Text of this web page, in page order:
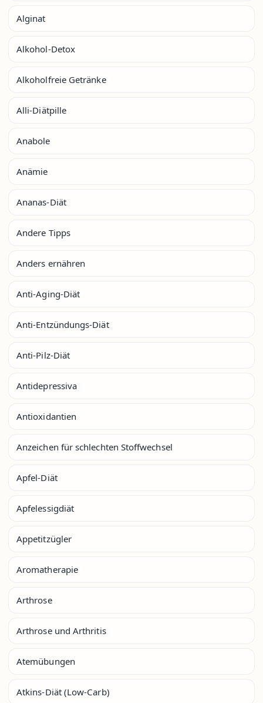
Alginat
Alkohol-Detox
Alkoholfreie Getränke
Alli-Diätpille
Anabole
Anämie
Ananas-Diät
Andere Tipps
Anders ernähren
Anti-Aging-Diät
Anti-Entzündungs-Diät
Anti-Pilz-Diät
Antidepressiva
Antioxidantien
Anzeichen für schlechten Stoffwechsel
Apfel-Diät
Apfelessigdiät
Appetitzügler
Aromatherapie
Arthrose
Arthrose und Arthritis
Atemübungen
Atkins-Diät (Low-Carb)